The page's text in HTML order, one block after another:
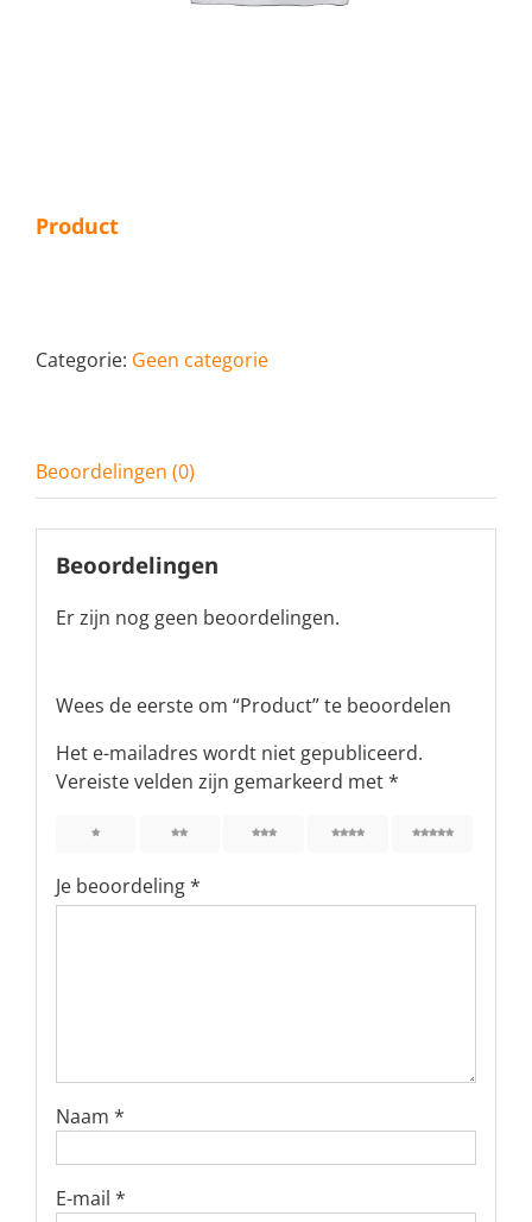
Product
Categorie: Geen categorie
Beoordelingen (0)
Beoordelingen
Er zijn nog geen beoordelingen.
Wees de eerste om “Product” te beoordelen
Het e-mailadres wordt niet gepubliceerd.
Vereiste velden zijn gemarkeerd met*
5
Je beoordeling*
Naam *
E-mail *